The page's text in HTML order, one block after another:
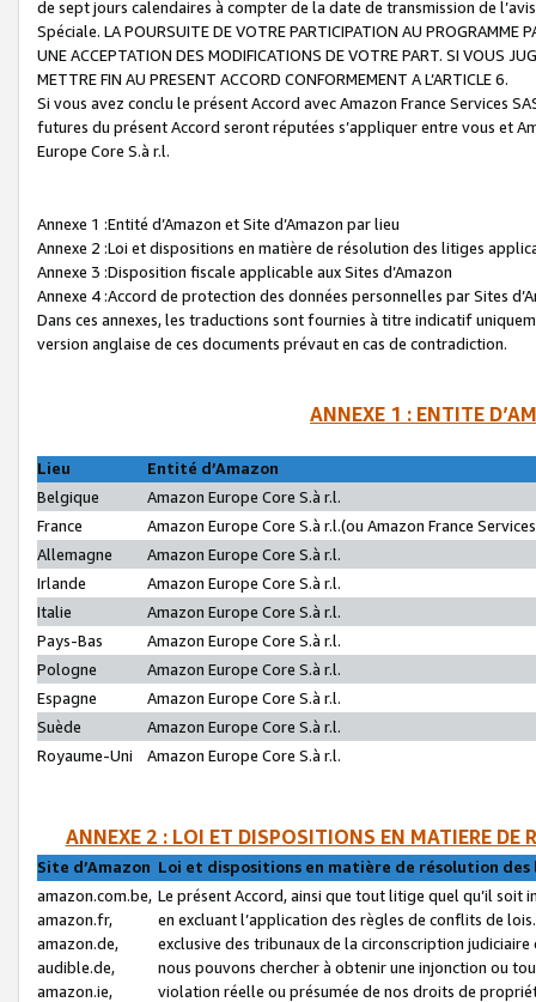
de sept jours calendaires à compter de la date de transmission de
Spéciale. LA POURSUITE DE VOTRE PARTICIPATION AU PROGRAMME
UNE ACCEPTATION DES MODIFICATIONS DE VOTRE PART. SI VOUS
METTRE FIN AU PRESENT ACCORD CONFORMEMENT A L’ARTICLE 6.
Si vous avez conclu le présent Accord avec Amazon France Services
futures du présent Accord seront réputées s’appliquer entre vous et
Europe Core S.à r.l.
Annexe 1 :Entité d’Amazon et Site d’Amazon par lieu
Annexe 2 :Loi et dispositions en matière de résolution des litiges
Annexe 3 :Disposition fiscale applicable aux Sites d’Amazon
Annexe 4 :Accord de protection des données personnelles par Sites
Dans ces annexes, les traductions sont fournies à titre indicatif
version anglaise de ces documents prévaut en cas de contradiction.
ANNEXE 1 : ENTITE
Lieu
Entité d’Amazon
Belgique
Amazon Europe Core S.à r.l.
France
Amazon Europe Core S.à r.l.(ou Amazon France
Allemagne
Amazon Europe Core S.à r.l.
Irlande
Amazon Europe Core S.à r.l.
Italie
Amazon Europe Core S.à r.l.
Pays-Bas
Amazon Europe Core S.à r.l.
Pologne
Amazon Europe Core S.à r.l.
Espagne
Amazon Europe Core S.à r.l.
Suède
Amazon Europe Core S.à r.l.
Royaume-Uni
Amazon Europe Core S.à r.l.
ANNEXE 2 : LOI ET DISPOSITIONS EN MATIERE DE
Site d’Amazon Loi et dispositions en matière de résolution
amazon.com.be,
amazon.fr,
amazon.de,
audible.de,
amazon.ie,
Le présent Accord, ainsi que tout litige quel qu’il soit
en excluant l’application des règles de conflits de
exclusive des tribunaux de la circonscription
nous pouvons chercher à obtenir une injonction ou
violation réelle ou présumée de nos droits de